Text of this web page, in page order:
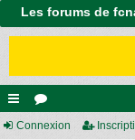
Les forums de
ac or
Connexion